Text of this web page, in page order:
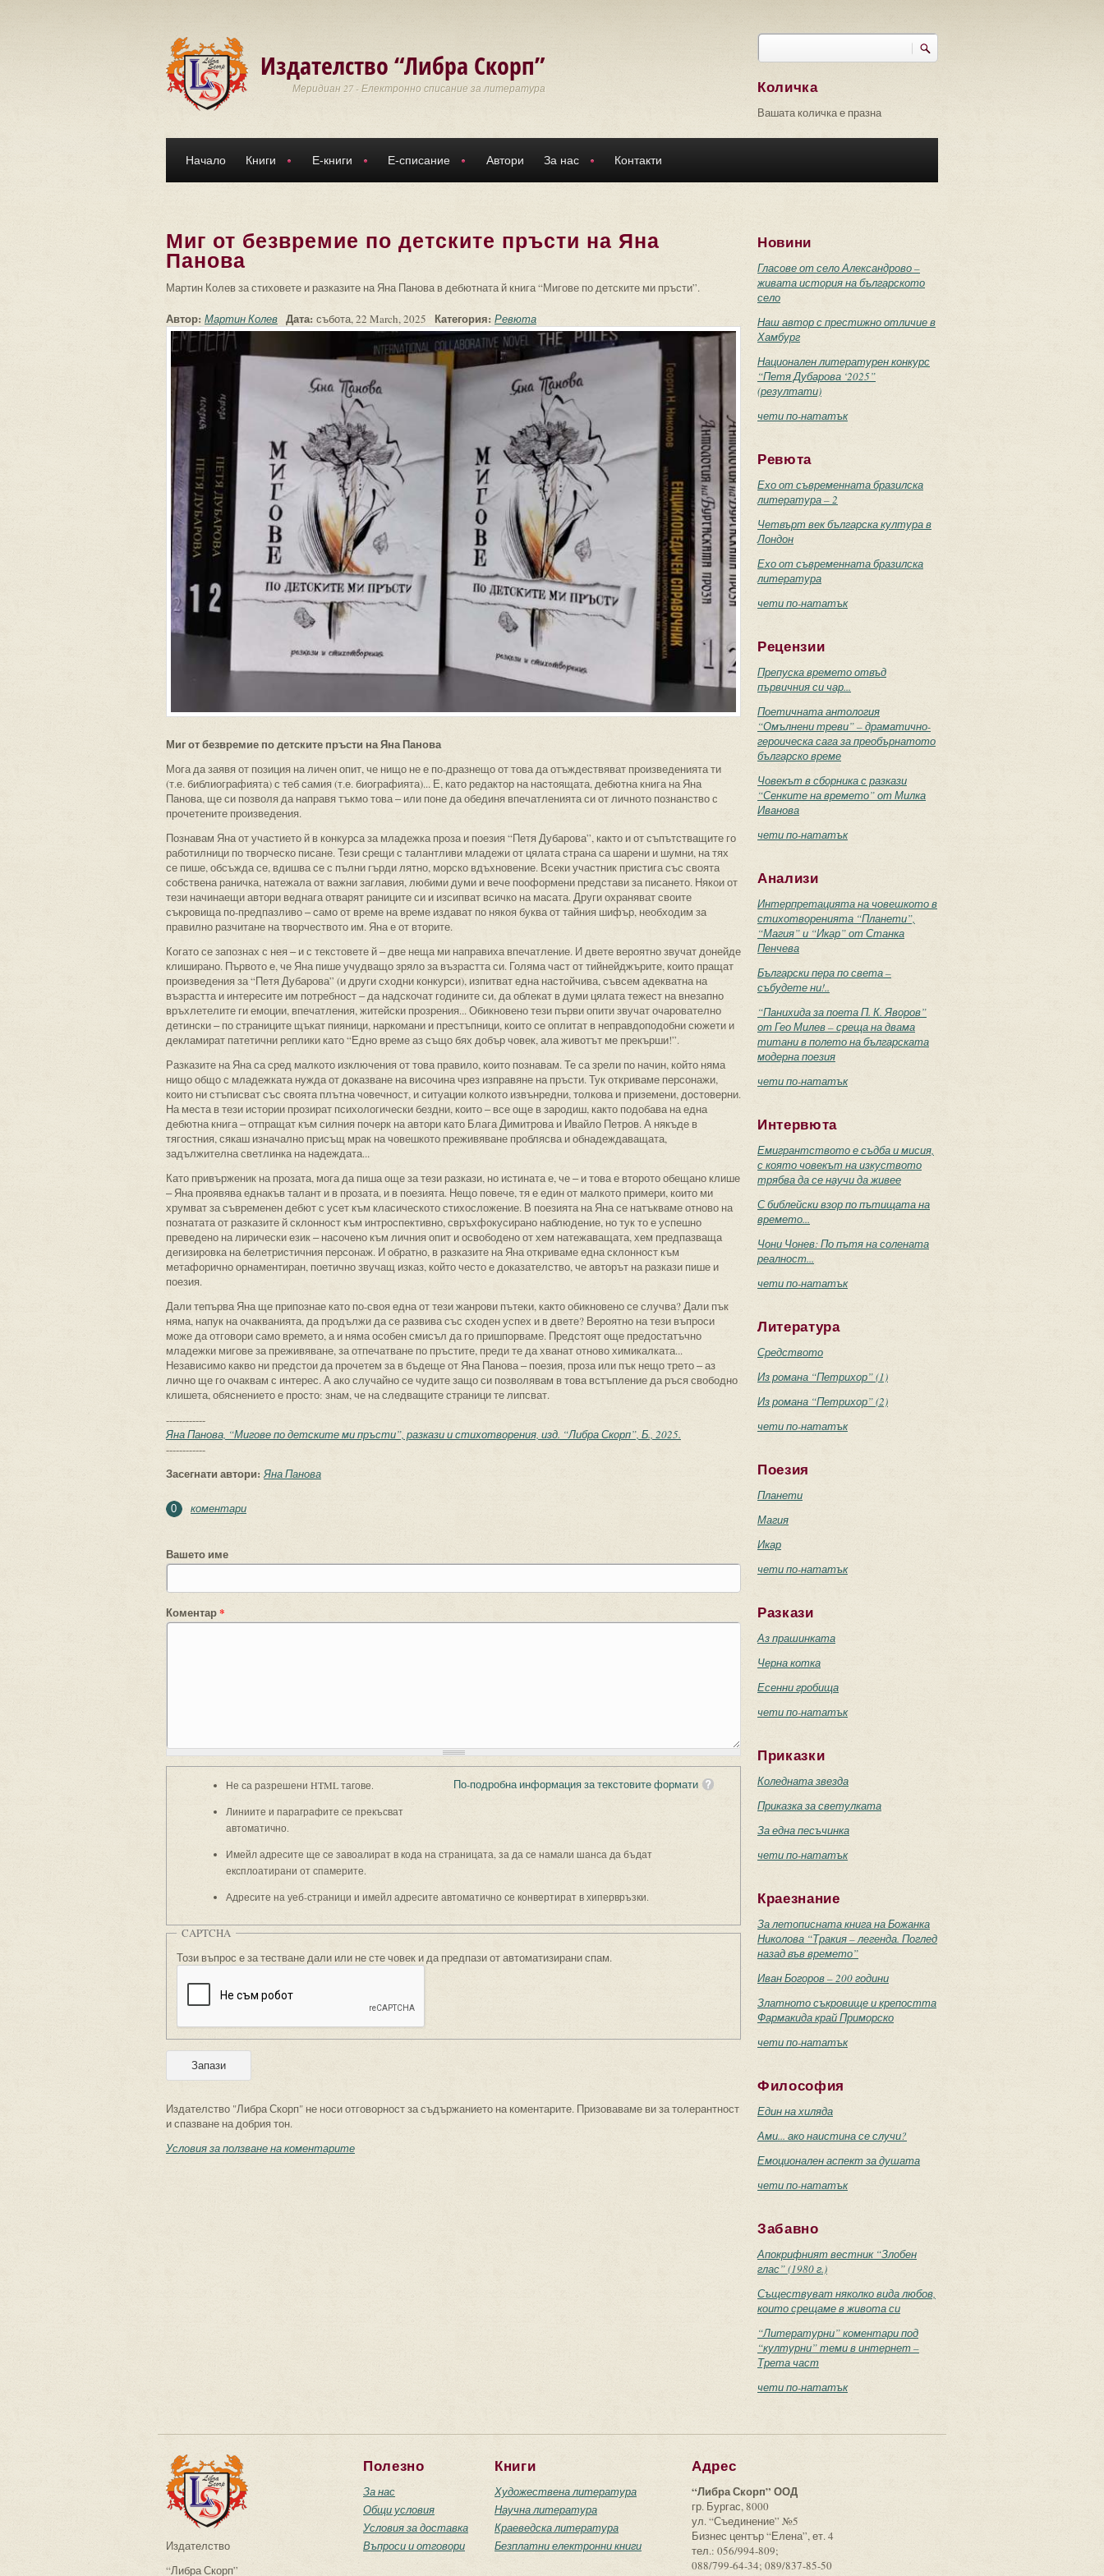
Издателство “Либра Скорп”
Меридиан 27 - Електронно списание за литература
Търси
Количка
Вашата количка е празна
Начало Книги Е-книги Е-списание Автори За нас Контакти
Миг от безвремие по детските пръсти на Яна
Панова
Мартин Колев за стиховете и разказите на Яна Панова в дебютната й книга “Мигове по детските ми пръсти”.
Автор: Мартин Колев Дата: събота, 22 March, 2025 Категория: Ревюта
Миг от безвремие по детските пръсти на Яна Панова
Мога да заявя от позиция на личен опит, че нищо не е по-дразнещо от това да отъждествяват произведенията ти
(т.е. библиографията) с теб самия (т.е. биографията)... Е, като редактор на настоящата, дебютна книга на Яна
Панова, ще си позволя да направя тъкмо това ‒ или поне да обединя впечатленията си от личното познанство с
прочетените произведения.
Познавам Яна от участието й в конкурса за младежка проза и поезия “Петя Дубарова”, както и от съпътстващите го
работилници по творческо писане. Тези срещи с талантливи младежи от цялата страна са шарени и шумни, на тях
се пише, обсъжда се, вдишва се с пълни гърди лятно, морско вдъхновение. Всеки участник пристига със своята
собствена раничка, натежала от важни заглавия, любими думи и вече пооформени представи за писането. Някои от
тези начинаещи автори веднага отварят раниците си и изсипват всичко на масата. Други охраняват своите
съкровища по-предпазливо ‒ само от време на време издават по някоя буква от тайния шифър, необходим за
правилно разчитане на творчеството им. Яна е от вторите.
Когато се запознах с нея ‒ и с текстовете й ‒ две неща ми направиха впечатление. И двете вероятно звучат донейде
клиширано. Първото е, че Яна пише учудващо зряло за възрастта си. Голяма част от тийнейджърите, които пращат
произведения за “Петя Дубарова” (и други сходни конкурси), изпитват една настойчива, съвсем адекватна на
възрастта и интересите им потребност ‒ да надскочат годините си, да облекат в думи цялата тежест на внезапно
връхлетелите ги емоции, впечатления, житейски прозрения... Обикновено тези първи опити звучат очарователно
детински ‒ по страниците щъкат пияници, наркомани и престъпници, които се оплитат в неправдоподобни сюжети и
декламират патетични реплики като “Едно време аз също бях добър човек, ала животът ме прекърши!”.
Разказите на Яна са сред малкото изключения от това правило, които познавам. Те са зрели по начин, който няма
нищо общо с младежката нужда от доказване на височина чрез изправяне на пръсти. Тук откриваме персонажи,
които ни стъписват със своята плътна човечност, и ситуации колкото извънредни, толкова и приземени, достоверни.
На места в тези истории прозират психологически бездни, които ‒ все още в зародиш, както подобава на една
дебютна книга ‒ отпращат към силния почерк на автори като Блага Димитрова и Ивайло Петров. А някъде в
тягостния, сякаш изначално присъщ мрак на човешкото преживяване проблясва и обнадеждаващата,
задължителна светлинка на надеждата...
Като привърженик на прозата, мога да пиша още за тези разкази, но истината е, че ‒ и това е второто обещано клише
‒ Яна проявява еднакъв талант и в прозата, и в поезията. Нещо повече, тя е един от малкото примери, които ми
хрумват за съвременен дебют с усет към класическото стихосложение. В поезията на Яна се натъкваме отново на
познатата от разказите й склонност към интроспективно, свръхфокусирано наблюдение, но тук то е успешно
преведено на лирически език ‒ насочено към личния опит и освободено от хем натежаващата, хем предпазваща
дегизировка на белетристичния персонаж. И обратно, в разказите на Яна откриваме една склонност към
метафорично орнаментиран, поетично звучащ изказ, който често е доказателство, че авторът на разкази пише и
поезия.
Дали тепърва Яна ще припознае като по-своя една от тези жанрови пътеки, както обикновено се случва? Дали пък
няма, напук на очакванията, да продължи да се развива със сходен успех и в двете? Вероятно на тези въпроси
може да отговори само времето, а и няма особен смисъл да го пришпорваме. Предстоят още предостатъчно
младежки мигове за преживяване, за отпечатване по пръстите, преди те да хванат отново химикалката...
Независимо какво ни предстои да прочетем за в бъдеще от Яна Панова ‒ поезия, проза или пък нещо трето ‒ аз
лично ще го очаквам с интерес. А ако случайно се чудите защо си позволявам в това встъпление да ръся свободно
клишета, обяснението е просто: знам, че на следващите страници те липсват.
------------
Яна Панова, “Мигове по детските ми пръсти”, разкази и стихотворения, изд. “Либра Скорп”, Б., 2025.
------------
Засегнати автори:Яна Панова
0 коментари
Вашето име
Коментар*
По-подробна информация за текстовите формати
Не са разрешени HTML тагове.
Линиите и параграфите се прекъсват
автоматично.
Имейл адресите ще се завоалират в кода на страницата, за да се намали шанса да бъдат
експлоатирани от спамерите.
Адресите на уеб-страници и имейл адресите автоматично се конвертират в хипервръзки.
CAPTCHA
Този въпрос е за тестване дали или не сте човек и да предпази от автоматизирани спам.
Издателство "Либра Скорп" не носи отговорност за съдържанието на коментарите. Призоваваме ви за толерантност
и спазване на добрия тон.
Условия за ползване на коментарите
Новини
Гласове от село Александрово –
живата история на българското
село
Наш автор с престижно отличие в
Хамбург
Национален литературен конкурс
“Петя Дубарова ‘2025”
(резултати)
чети по-нататък
Ревюта
Ехо от съвременната бразилска
литература – 2
Четвърт век българска култура в
Лондон
Ехо от съвременната бразилска
литература
чети по-нататък
Рецензии
Препуска времето отвъд
първичния си чар...
Поетичната антология
“Омълнени треви” – драматично-
героическа сага за преобърнатото
българско време
Човекът в сборника с разкази
“Сенките на времето” от Милка
Иванова
чети по-нататък
Анализи
Интерпретацията на човешкото в
стихотворенията “Планети”,
“Магия” и “Икар” от Станка
Пенчева
Български пера по света –
събудете ни!..
“Панихида за поета П. К. Яворов”
от Гео Милев – среща на двама
титани в полето на българската
модерна поезия
чети по-нататък
Интервюта
Емигрантството е съдба и мисия,
с която човекът на изкуството
трябва да се научи да живее
С библейски взор по пътищата на
времето...
Чони Чонев: По пътя на солената
реалност...
чети по-нататък
Литература
Средството
Из романа “Петрихор” (1)
Из романа “Петрихор” (2)
чети по-нататък
Поезия
Планети
Магия
Икар
чети по-нататък
Разкази
Аз прашинката
Черна котка
Есенни гробища
чети по-нататък
Приказки
Коледната звезда
Приказка за светулката
За една песъчинка
чети по-нататък
Краезнание
За летописната книга на Божанка
Николова “Тракия – легенда. Поглед
назад във времето”
Иван Богоров – 200 години
Златното съкровище и крепостта
Фармакида край Приморско
чети по-нататък
Философия
Един на хиляда
Ами... ако наистина се случи?
Емоционален аспект за душата
чети по-нататък
Забавно
Апокрифният вестник “Злобен
глас” (1980 г.)
Съществуват няколко вида любов,
които срещаме в живота си
“Литературни” коментари под
“културни” теми в интернет –
Трета част
чети по-нататък
Издателство
“Либра Скорп”
Полезно
За нас
Общи условия
Условия за доставка
Въпроси и отговори
Книги
Художествена литература
Научна литература
Краеведска литература
Безплатни електронни книги
Адрес
“Либра Скорп” ООД
гр. Бургас, 8000
ул. “Съединение” №5
Бизнес център “Елена”, ет. 4
тел.: 056/994-809;
088/799-64-34; 089/837-85-50